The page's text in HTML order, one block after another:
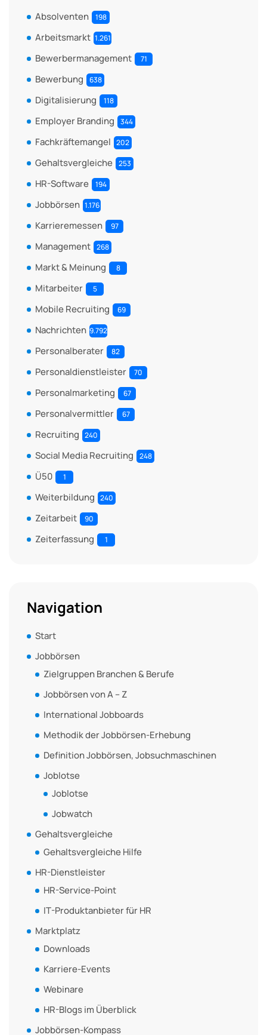
Absolventen 198
Arbeitsmarkt 1.261
Bewerbermanagement 71
Bewerbung 638
Digitalisierung 118
Employer Branding 344
Fachkräftemangel 202
Gehaltsvergleiche 253
HR-Software 194
Jobbörsen 1.176
Karrieremessen 97
Management 268
Markt & Meinung 8
Mitarbeiter 5
Mobile Recruiting 69
Nachrichten 9.792
Personalberater 82
Personaldienstleister 70
Personalmarketing 67
Personalvermittler 67
Recruiting 240
Social Media Recruiting 248
Ü50 1
Weiterbildung 240
Zeitarbeit 90
Zeiterfassung 1
Navigation
Start
Jobbörsen
Zielgruppen Branchen & Berufe
Jobbörsen von A – Z
International Jobboards
Methodik der Jobbörsen-Erhebung
Definition Jobbörsen, Jobsuchmaschinen
Joblotse
Joblotse
Jobwatch
Gehaltsvergleiche
Gehaltsvergleiche Hilfe
HR-Dienstleister
HR-Service-Point
IT-Produktanbieter für HR
Marktplatz
Downloads
Karriere-Events
Webinare
HR-Blogs im Überblick
Jobbörsen-Kompass